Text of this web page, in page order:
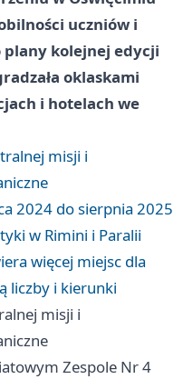
uczniów i
plany kolejnej edycji
oklaskami
i hotelach we
misji i
2024 do sierpnia 2025
w Rimini i Paralii
więcej miejsc dla
liczby i kierunki
misji i
Zespole Nr 4